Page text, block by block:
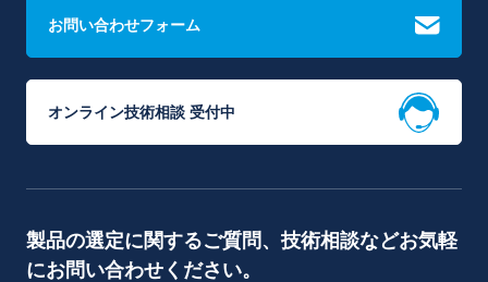
お問い合わせフォーム
オンライン技術相談 受付中
製品の選定に関するご質問、技術相談などお気軽
にお問い合わせください。